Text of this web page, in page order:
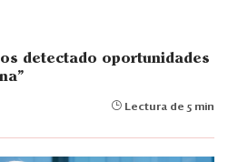
detectado oportunidades
Lectura de 5 min